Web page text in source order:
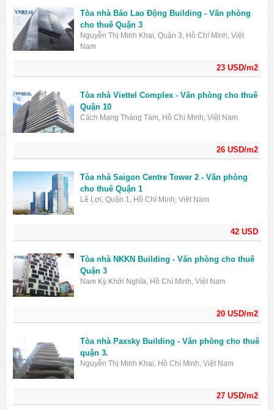
23 USD/m2
Tòa nhà Báo Lao Động Building - Văn phòng
cho thuê Quận 3
Nguyễn Thị Minh Khai, Quận 3, Hồ Chí Minh, Việt
Nam
26 USD/m2
Tòa nhà Viettel Complex - Văn phòng cho thuê
Quận 10
Cách Mạng Tháng Tám, Hồ Chí Minh, Việt Nam
42 USD
Tòa nhà Saigon Centre Tower 2 - Văn phòng
cho thuê Quận 1
Lê Lợi, Quận 1, Hồ Chí Minh, Việt Nam
20 USD/m2
Tòa nhà NKKN Building - Văn phòng cho thuê
Quận 3
Nam Kỳ Khởi Nghĩa, Hồ Chí Minh, Việt Nam
27 USD/m2
Tòa nhà Paxsky Building - Văn phòng cho thuê
quận 3.
Nguyễn Thị Minh Khai, Hồ Chí Minh, Việt Nam